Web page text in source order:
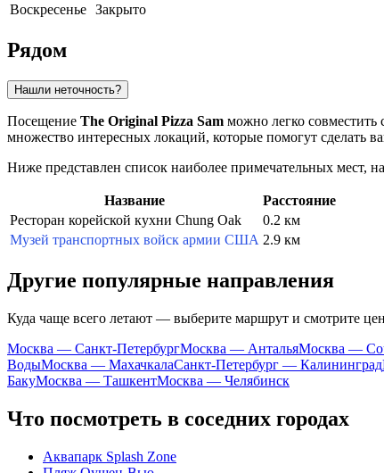
Воскресенье Закрыто
Рядом
Нашли неточность?
Посещение The Original Pizza Sam можно легко совместить
множество интересных локаций, которые помогут сделать
Ниже представлен список наиболее примечательных мест,
Название
Расстояние
Ресторан корейской кухни Chung Oak
0.2 км
Музей транспортных войск армии США 2.9 км
Другие популярные направления
Куда чаще всего летают — выберите маршрут и смотрите
Москва — Санкт-ПетербургМосква — АнтальяМосква —
ВодыМосква — МахачкалаСанкт-Петербург — Калининград
БакуМосква — ТашкентМосква — Челябинск
Что посмотреть в соседних городах
Аквапарк Splash Zone